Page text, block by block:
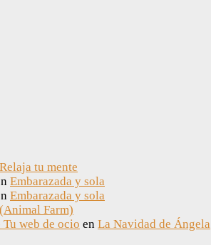
tu mente
Embarazada y sola
Embarazada y sola
Farm)
web de ocio en La Navidad de Ángela